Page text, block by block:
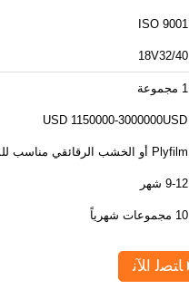
ISO 9001
18V32/40
1 مجموعة
USD 1150000-3000000USD
Plyfilm أو الخشب الرقائقي مناسب للشحن البحري
9-12 شهر
10 مجموعات شهرياً
ﺎﺘﺼﻟ ﺍﻶﻧ